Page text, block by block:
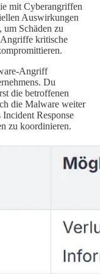
mit Cyberangriffen
Auswirkungen
um Schäden zu
kritische
Angriff
Du
die betroffenen
die Malware weiter
Response
zu koordinieren.